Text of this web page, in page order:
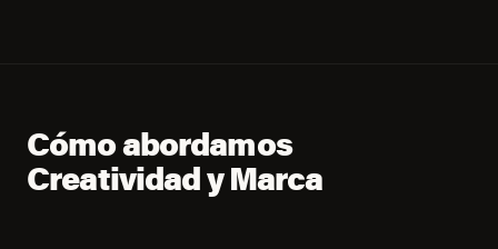
Cómo abordamos
Creatividad y Marca